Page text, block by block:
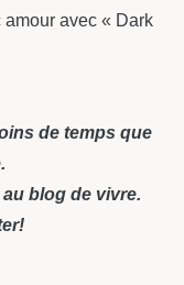
avec « Dark
de temps que
blog de vivre.